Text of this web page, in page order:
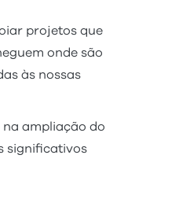
projetos que
onde são
às nossas
ampliação do
significativos